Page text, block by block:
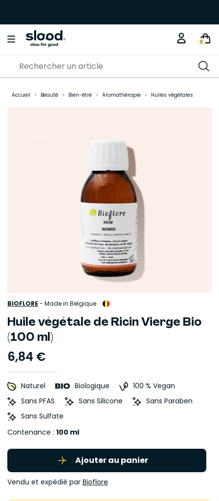
0
Accueil Beauté Bien-être Aromathérapie Huiles végétales
BIOFLORE - Made in Belgique
Huile végétale de Ricin Vierge Bio
(100 ml)
6,84 €
Naturel Biologique
100 % Vegan
Sans PFAS
Sans Silicone
Sans Paraben
Sans Sulfate
Contenance : 100 ml
Ajouter au panier
Vendu et expédié par Bioflore